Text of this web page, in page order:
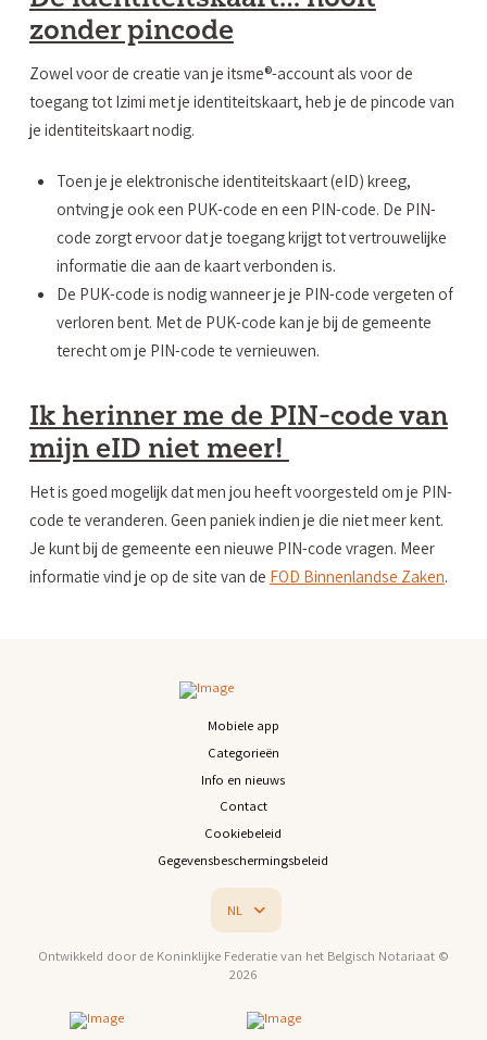
zonder pincode
Zowel voor de creatie van je itsme®-account als voor de
toegang tot Izimi met je identiteitskaart, heb je de pincode van
je identiteitskaart nodig.
Toen je je elektronische identiteitskaart (eID) kreeg,
ontving je ook een PUK-code en een PIN-code. De PIN-
code zorgt ervoor dat je toegang krijgt tot vertrouwelijke
informatie die aan de kaart verbonden is.
De PUK-code is nodig wanneer je je PIN-code vergeten of
verloren bent. Met de PUK-code kan je bij de gemeente
terecht om je PIN-code te vernieuwen.
Ik herinner me de PIN-code van
mijn eID niet meer!
Het is goed mogelijk dat men jou heeft voorgesteld om je PIN-
code te veranderen. Geen paniek indien je die niet meer kent.
Je kunt bij de gemeente een nieuwe PIN-code vragen. Meer
informatie vind je op de site van de FOD Binnenlandse Zaken.
Mobiele app
Categorieën
Info en nieuws
Contact
Cookiebeleid
Gegevensbeschermingsbeleid
NL
Ontwikkeld door de Koninklijke Federatie van het Belgisch Notariaat ©
2026